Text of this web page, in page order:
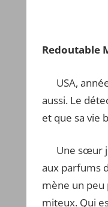
Redoutable
USA,
aussi. Le
et que sa vie
Une sœur
aux parfums
mène un peu
miteux. Qui